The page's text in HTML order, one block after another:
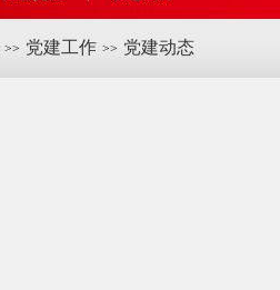
>> 党建工作 >> 党建动态